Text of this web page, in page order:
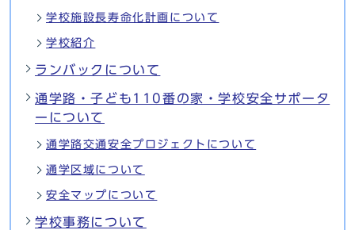
学校施設長寿命化計画について
学校紹介
ランバックについて
通学路・子ども110番の家・学校安全サポータ
ーについて
通学路交通安全プロジェクトについて
通学区域について
安全マップについて
学校事務について